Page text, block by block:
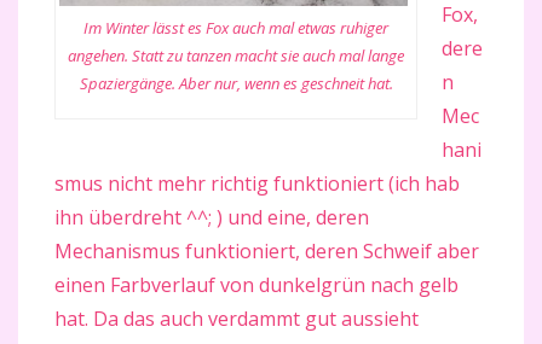
Im Winter lässt es Fox auch mal etwas ruhiger
angehen. Statt zu tanzen macht sie auch mal lange
Spaziergänge. Aber nur, wenn es geschneit hat.
Fox,
dere
n
Mec
hani
smus nicht mehr richtig funktioniert (ich hab
ihn überdreht ^^; ) und eine, deren
Mechanismus funktioniert, deren Schweif aber
einen Farbverlauf von dunkelgrün nach gelb
hat. Da das auch verdammt gut aussieht